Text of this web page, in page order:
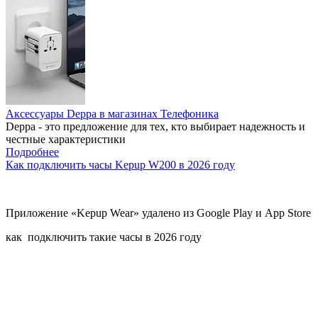
Аксессуары Deppa в магазинах Телефоника
Deppa - это предложение для тех, кто выбирает надежность и
честные характеристики
Подробнее
Как подключить часы Kepup W200 в 2026 году
Приложение «Kepup Wear» удалено из Google Play и App Store
как подключить такие часы в 2026 году